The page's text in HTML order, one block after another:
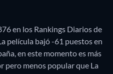
en los Rankings Diarios de
película bajó -61 puestos en
en este momento es más
pero menos popular que La